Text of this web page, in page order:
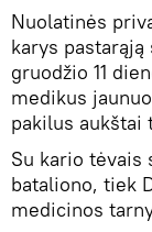
Nuolatinės
karys
gruodžio 11
medikus
pakilus aukštai
Su kario tėvais
bataliono, tiek
medicinos